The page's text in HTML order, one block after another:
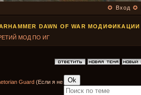
✪ Вход ✪
DAWN OF WAR МОДИФИКАЦИИ
МОД ПО ИГ
Guard (Если я не